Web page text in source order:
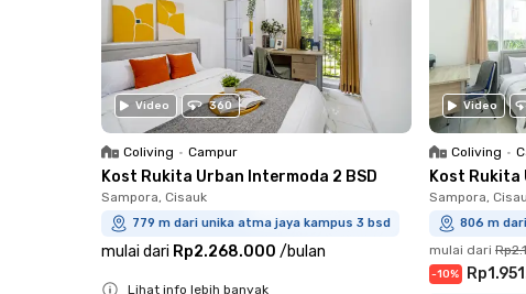
Video 360
Coliving • Campur
Kost Rukita Urban Intermoda 2 BSD
Sampora, Cisauk
779 m dari unika atma jaya kampus 3 bsd
mulai dari Rp2.268.000 /bulan
Lihat info lebih banyak
Video
Coliving •
Kost Rukita
Sampora,
806 m
mulai dari
-10%